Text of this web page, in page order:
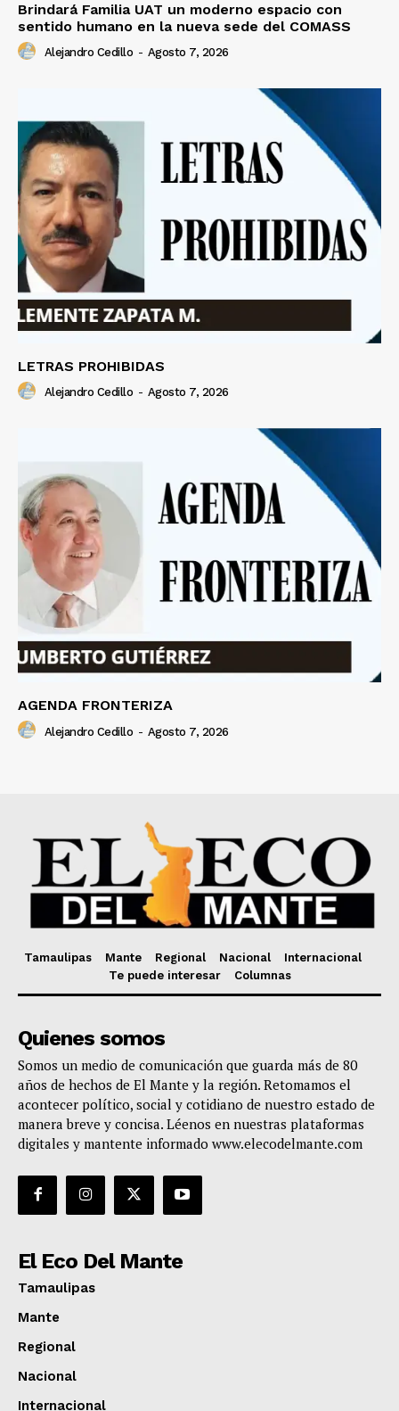
Brindará Familia UAT un moderno espacio con
sentido humano en la nueva sede del COMASS
Alejandro Cedillo - Agosto 7, 2026
LETRAS PROHIBIDAS
Alejandro Cedillo - Agosto 7, 2026
AGENDA FRONTERIZA
Alejandro Cedillo - Agosto 7, 2026
Tamaulipas Mante Regional Nacional
Internacional
Te puede interesar
Columnas
Quienes somos
Somos un medio de comunicación que guarda más de 80
años de hechos de El Mante y la región. Retomamos el
acontecer político, social y cotidiano de nuestro estado de
manera breve y concisa. Léenos en nuestras plataformas
digitales y mantente informado www.elecodelmante.com
El Eco Del Mante
Tamaulipas
Mante
Regional
Nacional
Internacional